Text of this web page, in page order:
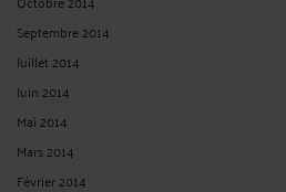
Septembre 2014
Juillet 2014
Juin 2014
Mai 2014
Mars 2014
Février 2014